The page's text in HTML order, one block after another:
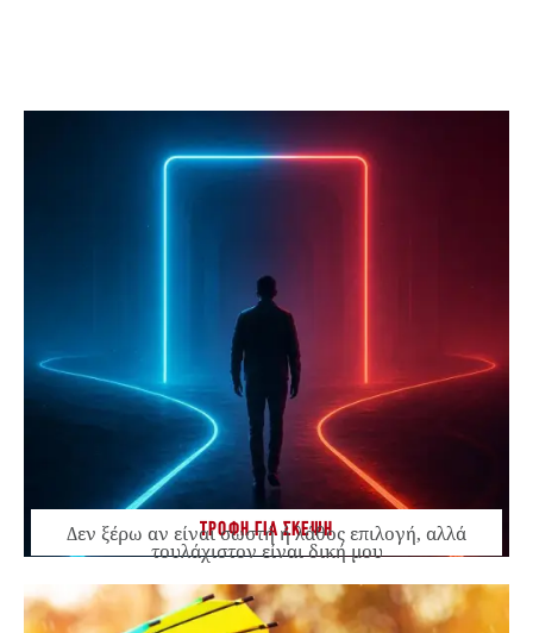
ΤΡΟΦΗ ΓΙΑ ΣΚΕΨΗ
Δεν ξέρω αν είναι σωστή ή λάθος επιλογή, αλλά
τουλάχιστον είναι δική μου